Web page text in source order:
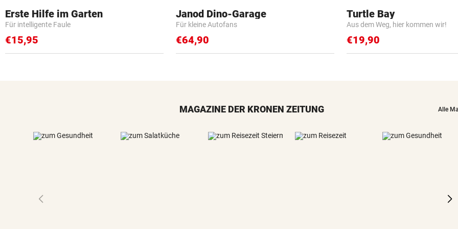
Erste Hilfe im Garten
Für intelligente Faule
€15,95
Janod Dino-Garage
Für kleine Autofans
€64,90
Turtle Bay
Aus dem Weg, hier kommen wir!
€19,90
MAGAZINE DER KRONEN ZEITUNG Alle